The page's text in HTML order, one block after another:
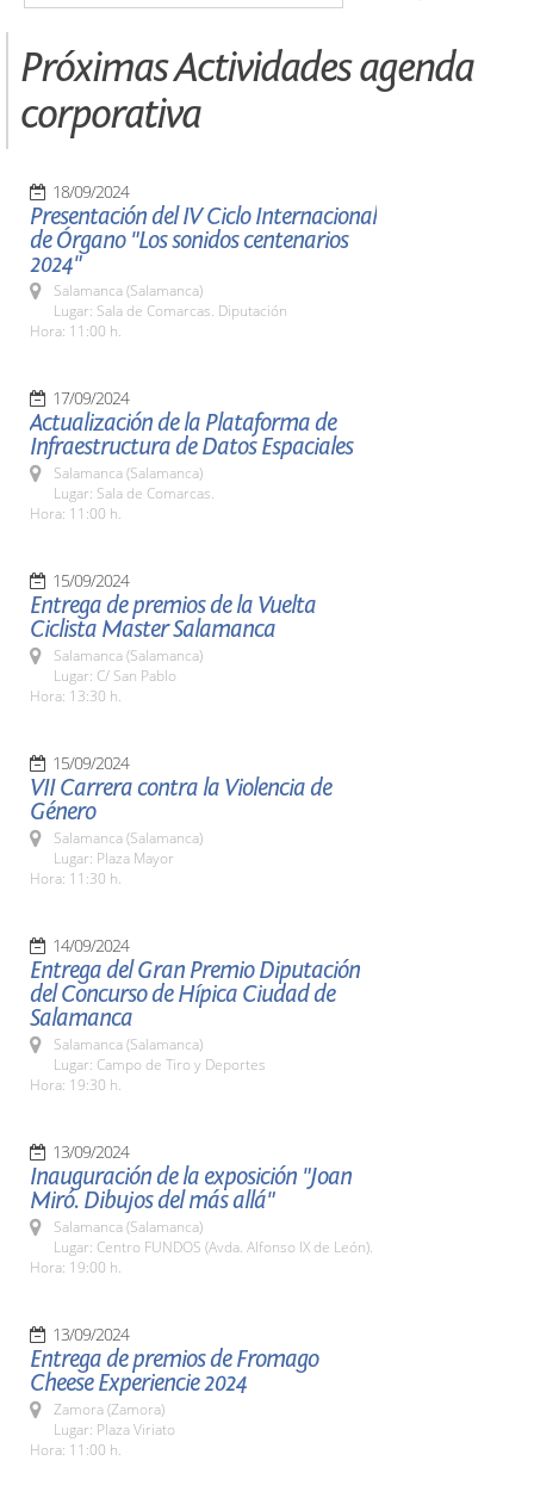
Próximas Actividades agenda
corporativa
18/09/2024
Presentación del IV Ciclo Internacional
de Órgano "Los sonidos centenarios
2024"
Salamanca (Salamanca)
Lugar: Sala de Comarcas. Diputación
Hora: 11:00 h.
17/09/2024
Actualización de la Plataforma de
Infraestructura de Datos Espaciales
Salamanca (Salamanca)
Lugar: Sala de Comarcas.
Hora: 11:00 h.
15/09/2024
Entrega de premios de la Vuelta
Ciclista Master Salamanca
Salamanca (Salamanca)
Lugar: C/ San Pablo
Hora: 13:30 h.
15/09/2024
VII Carrera contra la Violencia de
Género
Salamanca (Salamanca)
Lugar: Plaza Mayor
Hora: 11:30 h.
14/09/2024
Entrega del Gran Premio Diputación
del Concurso de Hípica Ciudad de
Salamanca
Salamanca (Salamanca)
Lugar: Campo de Tiro y Deportes
Hora: 19:30 h.
13/09/2024
Inauguración de la exposición "Joan
Miró. Dibujos del más allá"
Salamanca (Salamanca)
Lugar: Centro FUNDOS (Avda. Alfonso IX de León).
Hora: 19:00 h.
13/09/2024
Entrega de premios de Fromago
Cheese Experiencie 2024
Zamora (Zamora)
Lugar: Plaza Viriato
Hora: 11:00 h.